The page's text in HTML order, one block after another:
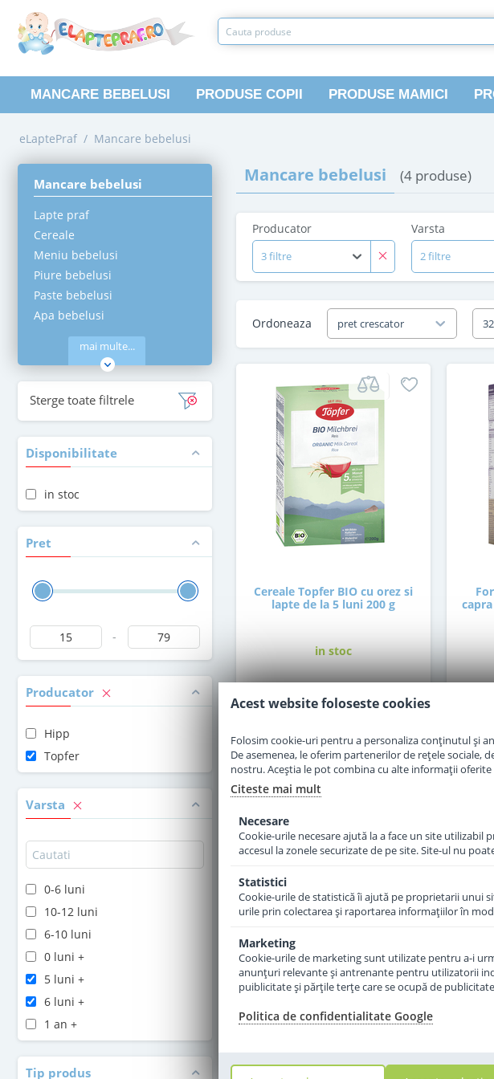
MANCARE BEBELUSI PRODUSE COPII PRODUSE MAMICI
eLaptePraf / Mancare bebelusi
Mancare bebelusi
Lapte praf
Cereale
Meniu bebelusi
Piure bebelusi
Paste bebelusi
Apa bebelusi
mai multe...
Sterge toate filtrele
Disponibilitate
in stoc
Pret
-
Producator
Hipp
Topfer
Varsta
0-6 luni
10-12 luni
6-10 luni
0 luni +
5 luni +
6 luni +
1 an +
Tip produs
Mancare bebelusi (4 produse)
Producator
3 filtre
Varsta
2 filtre
Ordoneaza pret crescator
Cereale Topfer BIO cu orez si
lapte de la 5 luni 200 g
in stoc
17,00 Lei
Adauga in cos
Acest website foloseste cookies
Folosim cookie-uri pentru a personaliza conținutul și
De asemenea, le oferim partenerilor de rețele sociale,
nostru. Aceștia le pot combina cu alte informații
Citeste mai mult
Necesare
Cookie-urile necesare ajută la a face un site utilizabil
accesul la zonele securizate de pe site. Site-ul nu
Statistici
Cookie-urile de statistică îi ajută pe proprietarii unui
urile prin colectarea şi raportarea informaţiilor în
Marketing
Cookie-urile de marketing sunt utilizate pentru a-i
anunţuri relevante şi antrenante pentru utilizatorii
puiblicitate şi părţile terţe care se ocupă de
Politica de confidentialitate Google